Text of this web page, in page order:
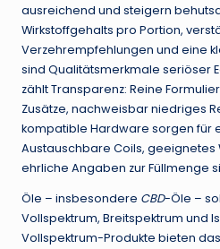
ausreichend und steigern
Wirkstoffgehalts pro Portion,
Verzehrempfehlungen und eine
sind Qualitätsmerkmale seriöser
zählt Transparenz: Reine
Zusätze, nachweisbar niedriges
kompatible Hardware sorgen für
Austauschbare Coils, geeignetes
ehrliche Angaben zur Füllmenge
Öle – insbesondere CBD-Öle –
Vollspektrum, Breitspektrum und
Vollspektrum-Produkte bieten